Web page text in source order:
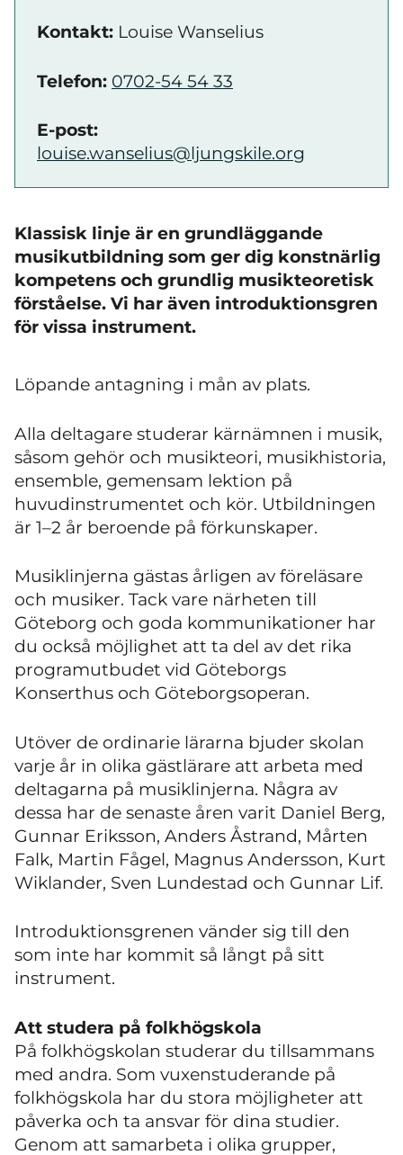
Kontakt: Louise Wanselius
Telefon: 0702-54 54 33
E-post:
louise.wanselius@ljungskile.org
Klassisk linje är en grundläggande
musikutbildning som ger dig konstnärlig
kompetens och grundlig musikteoretisk
förståelse. Vi har även introduktionsgren
för vissa instrument.
Löpande antagning i mån av plats.
Alla deltagare studerar kärnämnen i musik,
såsom gehör och musikteori, musikhistoria,
ensemble, gemensam lektion på
huvudinstrumentet och kör. Utbildningen
är 1–2 år beroende på förkunskaper.
Musiklinjerna gästas årligen av föreläsare
och musiker. Tack vare närheten till
Göteborg och goda kommunikationer har
du också möjlighet att ta del av det rika
programutbudet vid Göteborgs
Konserthus och Göteborgsoperan.
Utöver de ordinarie lärarna bjuder skolan
varje år in olika gästlärare att arbeta med
deltagarna på musiklinjerna. Några av
dessa har de senaste åren varit Daniel Berg,
Gunnar Eriksson, Anders Åstrand, Mårten
Falk, Martin Fågel, Magnus Andersson, Kurt
Wiklander, Sven Lundestad och Gunnar Lif.
Introduktionsgrenen vänder sig till den
som inte har kommit så långt på sitt
instrument.
Att studera på folkhögskola
På folkhögskolan studerar du tillsammans
med andra. Som vuxenstuderande på
folkhögskola har du stora möjligheter att
påverka och ta ansvar för dina studier.
Genom att samarbeta i olika grupper,